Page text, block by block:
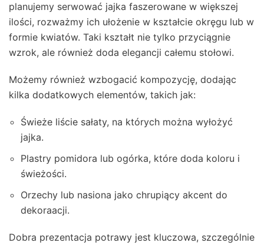
planujemy serwować jajka faszerowane w większej
ilości, rozważmy ich ułożenie w kształcie okręgu lub w
formie kwiatów. Taki kształt nie tylko przyciągnie
wzrok, ale również doda elegancji całemu stołowi.
Możemy również wzbogacić kompozycję, dodając
kilka dodatkowych elementów, takich jak:
Świeże liście sałaty, na których można wyłożyć
jajka.
Plastry pomidora lub ogórka, które doda koloru i
świeżości.
Orzechy lub nasiona jako chrupiący akcent do
dekoraacji.
Dobra prezentacja potrawy jest kluczowa, szczególnie